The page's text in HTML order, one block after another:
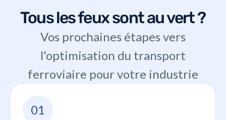
Tous les feux sont au vert ?
Vos prochaines étapes vers
l'optimisation du transport
ferroviaire pour votre industrie
01